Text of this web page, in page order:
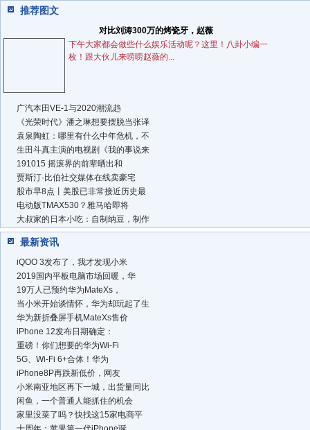
推荐图文
对比刘涛300万的烤瓷牙，赵薇
下午大家都会做些什么娱乐活动呢？这里！八卦小编一
枚！跟大伙儿来唠唠赵薇的...
广汽本田VE-1与2020潮流趋
《光荣时代》潘之琳想要摆脱当张译
袁泉陶虹：哪里有什么中年危机，不
生田斗真主演的电视剧《我的事说来
191015 摇滚界的前辈晒出和
贾斯汀·比伯社交媒体在线卖豪宅
股市早8点丨美股已非常接近历史最
电动版TMAX530？雅马哈即将
大叔家的日本小吃：自制纳豆，制作
最新资讯
iQOO 3发布了，我才发现小米
2019国内平板电脑市场回暖，华
19万人已预约华为MateXs，
当小米开始谈情怀，华为却玩起了生
华为新折叠屏手机MateXs售价
iPhone 12发布日期确定：
重磅！你们想要的华为Wi-Fi
5G、Wi-Fi 6+合体！华为
iPhone8P再跌新低价，网友
小米南亚地区再下一城，出货量同比
闲鱼，一个普通人能抓住的机会
家里没菜了吗？快找这15家电商平